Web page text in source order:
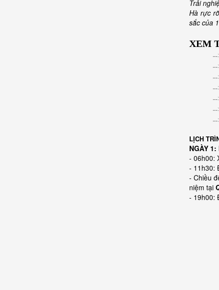
Trải
Hà rực
sắc của
XEM
--
--
--
--
--
--
LỊCH
NGÀY 1:
- 06h00:
- 11h30:
- Chiều
niệm tại
- 19h00: